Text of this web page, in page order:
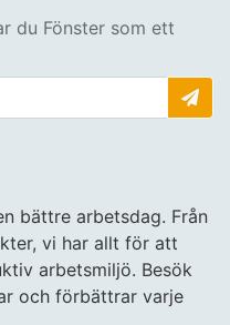
du Fönster som ett
bättre arbetsdag. Från
vi har allt för att
arbetsmiljö. Besök
och förbättrar varje